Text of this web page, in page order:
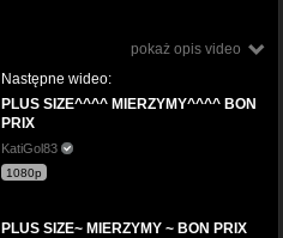
pokaż opis video
Następne wideo:
PLUS SIZE^^^^ MIERZYMY^^^^ BON
PRIX
KatiGol83
1080p
PLUS SIZE~ MIERZYMY ~ BON PRIX